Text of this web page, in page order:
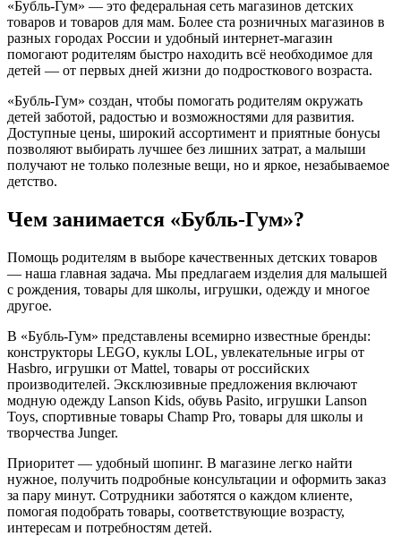
«Бубль-Гум» — это федеральная сеть магазинов детских
товаров и товаров для мам. Более ста розничных магазинов в
разных городах России и удобный интернет-магазин
помогают родителям быстро находить всё необходимое для
детей — от первых дней жизни до подросткового возраста.
«Бубль-Гум» создан, чтобы помогать родителям окружать
детей заботой, радостью и возможностями для развития.
Доступные цены, широкий ассортимент и приятные бонусы
позволяют выбирать лучшее без лишних затрат, а малыши
получают не только полезные вещи, но и яркое, незабываемое
детство.
Чем занимается «Бубль-Гум»?
Помощь родителям в выборе качественных детских товаров
— наша главная задача. Мы предлагаем изделия для малышей
с рождения, товары для школы, игрушки, одежду и многое
другое.
В «Бубль-Гум» представлены всемирно известные бренды:
конструкторы LEGO, куклы LOL, увлекательные игры от
Hasbro, игрушки от Mattel, товары от российских
производителей. Эксклюзивные предложения включают
модную одежду Lanson Kids, обувь Pasito, игрушки Lanson
Toys, спортивные товары Champ Pro, товары для школы и
творчества Junger.
Приоритет — удобный шопинг. В магазине легко найти
нужное, получить подробные консультации и оформить заказ
за пару минут. Сотрудники заботятся о каждом клиенте,
помогая подобрать товары, соответствующие возрасту,
интересам и потребностям детей.